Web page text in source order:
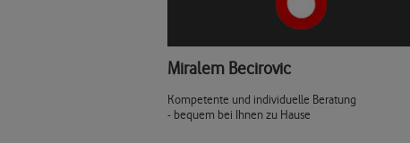
Miralem Becirovic
Kompetente und individuelle Beratung
- bequem bei Ihnen zu Hause